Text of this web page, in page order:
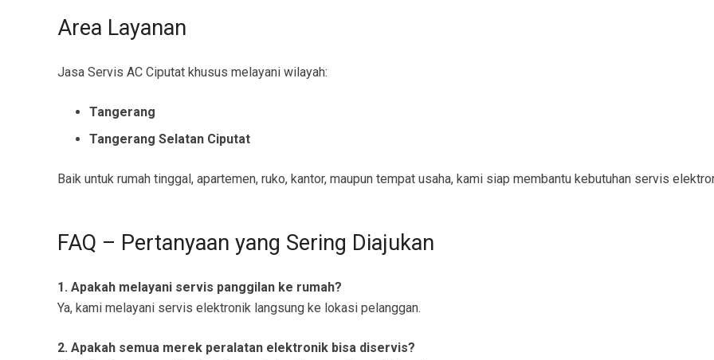
Area Layanan
Jasa Servis AC Ciputat khusus melayani wilayah:
Tangerang
Tangerang Selatan Ciputat
Baik untuk rumah tinggal, apartemen, ruko, kantor, maupun tempat usaha, kami siap membantu kebutuhan servis
FAQ – Pertanyaan yang Sering Diajukan
1. Apakah melayani servis panggilan ke rumah?
Ya, kami melayani servis elektronik langsung ke lokasi pelanggan.
2. Apakah semua merek peralatan elektronik bisa diservis?